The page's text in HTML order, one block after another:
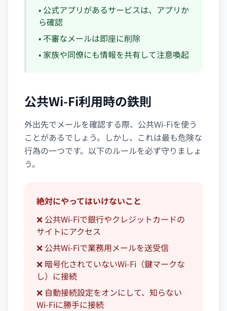
• 公式アプリがあるサービスは、アプリか
ら確認
• 不審なメールは即座に削除
• 家族や同僚にも情報を共有して注意喚起
公共Wi-Fi利用時の鉄則
外出先でメールを確認する際、公共Wi-Fiを使う
ことがあるでしょう。しかし、これは最も危険な
行為の一つです。以下のルールを必ず守りましょ
う。
絶対にやってはいけないこと
❌ 公共Wi-Fiで銀行やクレジットカードの
サイトにアクセス
❌ 公共Wi-Fiで業務用メールを送受信
❌ 暗号化されていないWi-Fi（鍵マークな
し）に接続
❌ 自動接続設定をオンにして、知らない
Wi-Fiに勝手に接続